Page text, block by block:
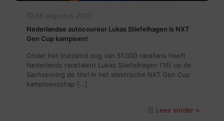
28 augustus 2025
Nederlandse autocoureur Lukas Stiefelhagen is NXT
Gen Cup kampioen!
Onder het toeziend oog van 51.000 racefans heeft
Nederlands racetalent Lukas Stiefelhagen (18) op de
Sachsenring de titel in het elektrische NXT Gen Cup
kampioenschap […]
Lees verder >